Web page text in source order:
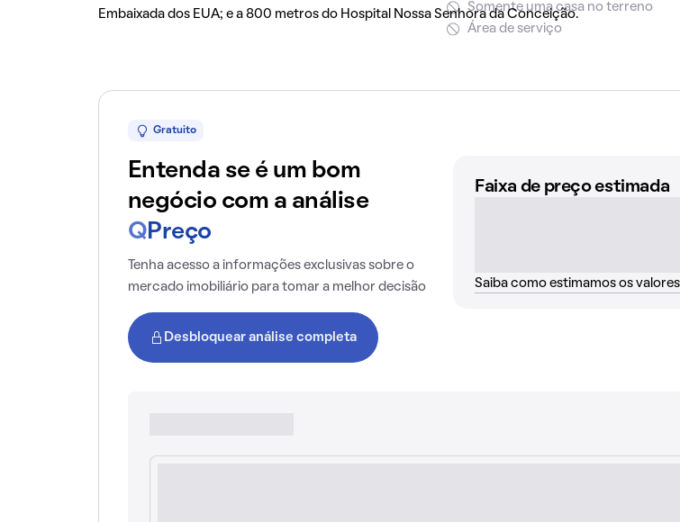
Embaixada dos EUA; e a 800 metros do Hospital Nossa Senhora da Conceição.
Somente uma casa no terreno
Área de serviço
Gratuito
Entenda se é um bom
negócio com a análise
Q Preço
Tenha acesso a informações exclusivas sobre o
mercado imobiliário para tomar a melhor decisão
Desbloquear análise completa
Faixa de preço estimada
Saiba como estimamos os valores